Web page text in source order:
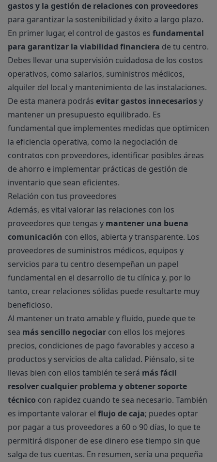
gastos y la gestión de relaciones con proveedores
para garantizar la sostenibilidad y éxito a largo plazo.
En primer lugar, el control de gastos es fundamental
para garantizar la viabilidad financiera de tu centro.
Debes llevar una supervisión cuidadosa de los costos
operativos, como salarios, suministros médicos,
alquiler del local y mantenimiento de las instalaciones.
De esta manera podrás evitar gastos innecesariosy
mantener un presupuesto equilibrado. Es
fundamental que implementes medidas que optimicen
la eficiencia operativa, como la negociación de
contratos con proveedores, identificar posibles áreas
de ahorro e implementar prácticas de gestión de
inventario que sean eficientes.
Relación con tus proveedores
Además, es vital valorar las relaciones con los
proveedores que tengas y mantener una buena
comunicación con ellos, abierta y transparente. Los
proveedores de suministros médicos, equipos y
servicios para tu centro desempeñan un papel
fundamental en el desarrollo de tu clínica y, por lo
tanto, crear relaciones sólidas puede resultarte muy
beneficioso.
Al mantener un trato amable y fluido, puede que te
sea más sencillo negociar con ellos los mejores
precios, condiciones de pago favorables y acceso a
productos y servicios de alta calidad. Piénsalo, si te
llevas bien con ellos también te será más fácil
resolver cualquier problema y obtener soporte
técnico con rapidez cuando te sea necesario. También
es importante valorar el flujo de caja; puedes optar
por pagar a tus proveedores a 60 o 90 días, lo que te
permitirá disponer de ese dinero ese tiempo sin que
salga de tus cuentas. En resumen, sería una pequeña